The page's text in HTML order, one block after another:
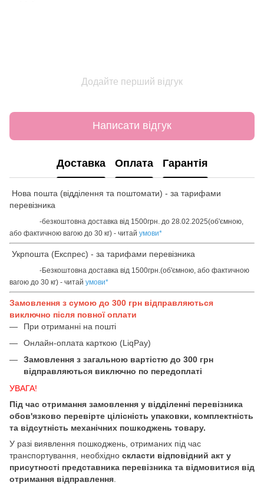
Додайте перший відгук
Написати відгук
Доставка Оплата Гарантія
Нова пошта (відділення та поштомати) - за тарифами
перевізника
-безкоштовна доставка від 1500грн. до 28.02.2025(об'ємною,
або фактичною вагою до 30 кг) - читай умови*
Укрпошта (Експрес) - за тарифами перевізника
-Безкоштовна доставка від 1500грн.(об'ємною, або фактичною
вагою до 30 кг) - читай умови*
Замовлення з сумою до 300 грн відправляються
виключно після повної оплати
При отриманні на пошті
Онлайн-оплата карткою (LiqPay)
Замовлення з загальною вартістю до 300 грн
відправляються виключно по передоплаті
УВАГА!
Під час отримання замовлення у відділенні перевізника
обов'язково перевірте цілісність упаковки, комплектність
та відсутність механічних пошкоджень товару.
У разі виявлення пошкоджень, отриманих під час
транспортування, необхідно скласти відповідний акт у
присутності представника перевізника та відмовитися від
отримання відправлення